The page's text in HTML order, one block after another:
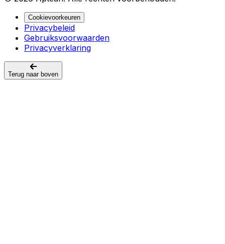
Cookievoorkeuren
Privacybeleid
Gebruiksvoorwaarden
Privacyverklaring
Terug naar boven